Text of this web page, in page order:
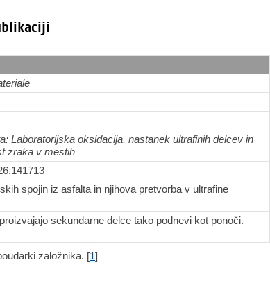
Laboratorijska oksidacija, nastanek ultrafinih delcev in
zraka v mestih
spojin iz asfalta in njihova pretvorba v ultrafine
sekundarne delce tako podnevi kot ponoči.
založnika. [1]